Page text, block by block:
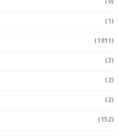
(9)
(1)
(1911)
(3)
(2)
(2)
(152)